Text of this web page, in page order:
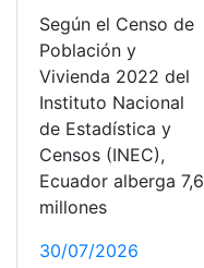
Según el Censo de
Población y
Vivienda 2022 del
Instituto Nacional
de Estadística y
Censos (INEC),
Ecuador alberga 7,6
millones
30/07/2026